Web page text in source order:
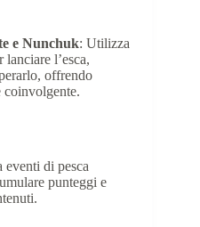
e Nunchuk: Utilizza
l’esca,
offrendo
coinvolgente.
eventi di pesca
punteggi e